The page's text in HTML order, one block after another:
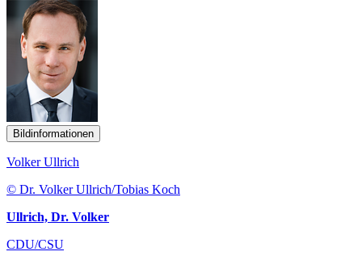
Bildinformationen
Volker Ullrich
© Dr. Volker Ullrich/Tobias Koch
Ullrich, Dr. Volker
CDU/CSU